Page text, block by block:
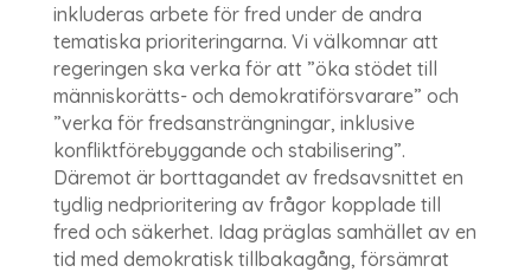
inkluderas arbete för fred under de andra
tematiska prioriteringarna. Vi välkomnar att
regeringen ska verka för att ”öka stödet till
människorätts- och demokratiförsvarare” och
”verka för fredsansträngningar, inklusive
konfliktförebyggande och stabilisering”.
Däremot är borttagandet av fredsavsnittet en
tydlig nedprioritering av frågor kopplade till
fred och säkerhet. Idag präglas samhället av en
tid med demokratisk tillbakagång, försämrat